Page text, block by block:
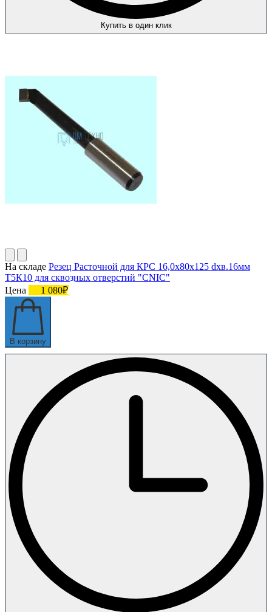
Купить в один клик
На складе Резец Расточной для КРС 16,0х80х125 dхв.16мм
Т5К10 для сквозных отверстий "CNIC"
Цена
1 080₽
В корзину